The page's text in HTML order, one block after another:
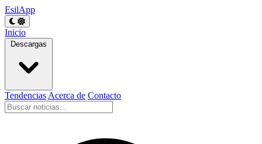
EsilApp
Inicio
Descargas
Tendencias Acerca de Contacto